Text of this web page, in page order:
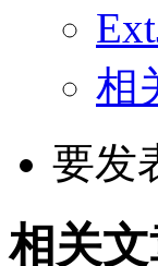
相
要发
相关